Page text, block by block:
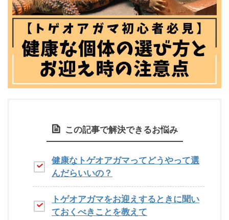
この記事で解決できるお悩み
健康なトゲオアガマってどうやって選
んだらいいの？
トゲオアガマをお迎えするときに聞い
ておくべきことを教えて